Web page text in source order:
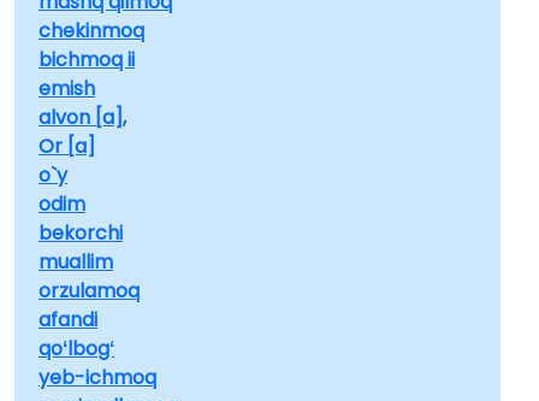
chekinmoq
bichmoq ii
emish
alvon [a],
Or [a]
o`y
odim
bekorchi
muallim
orzulamoq
afandi
qoʻlbogʻ
yeb-ichmoq